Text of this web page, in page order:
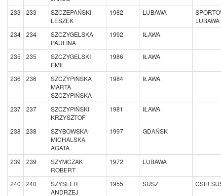
233
233
SZCZEPAŃSKI
LESZEK
1982 LUBAWA
LUBAWA
234
234
SZCZYGELSKA
PAULINA
1992 IŁAWA
235 235
SZCZYGELSKI
EMIL
1986 IŁAWA
236 236
SZCZYPIŃSKA
MARTA
SZCZYPIŃSKA
1984 IŁAWA
237 237
SZCZYPIŃSKI
KRZYSZTOF
1981 IŁAWA
238 238
SZYBOWSKA-
MICHALSKA
AGATA
1997 GDAŃSK
239 239
SZYMCZAK
ROBERT
1972 LUBAWA
240 240
SZYSLER
ANDRZEJ
1955 SUSZ CSIR